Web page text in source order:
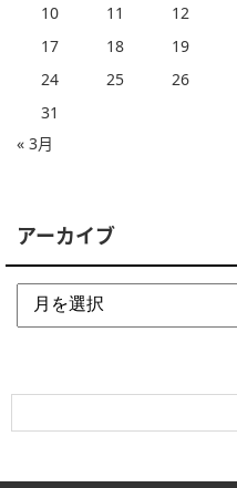
10
11 12
17
18 19
24
25 26
31
« 3月
アーカイブ